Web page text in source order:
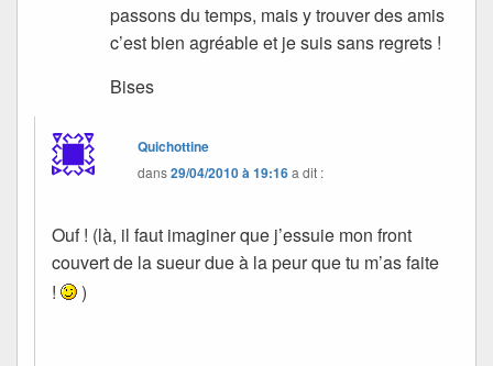
passons du temps, mais y trouver des amis
c’est bien agréable et je suis sans regrets !
Bises
Quichottine
dans29/04/2010 à 19:16a dit :
Ouf ! (là, il faut imaginer que j’essuie mon front
couvert de la sueur due à la peur que tu m’as faite
!
)